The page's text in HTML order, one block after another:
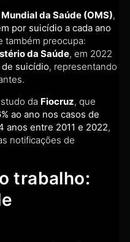
da Saúde (OMS),
por suicídio a cada ano
também preocupa:
da Saúde, em 2022
de suicídio, representando
da Fiocruz, que
ao ano nos casos de
anos entre 2011 e 2022,
notificações de
trabalho: